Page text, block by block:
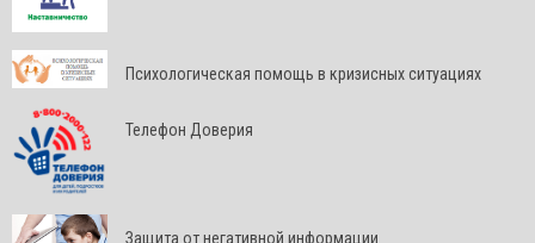
Психологическая помощь в кризисных ситуациях
Телефон Доверия
Защита от негативной информации